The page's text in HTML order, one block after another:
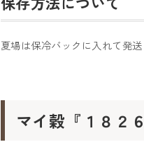
夏場は保冷バックに入れて発
マイ穀『１８２